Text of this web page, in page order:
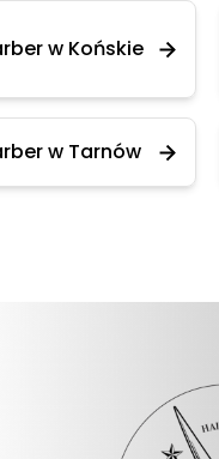
w Końskie
w Tarnów